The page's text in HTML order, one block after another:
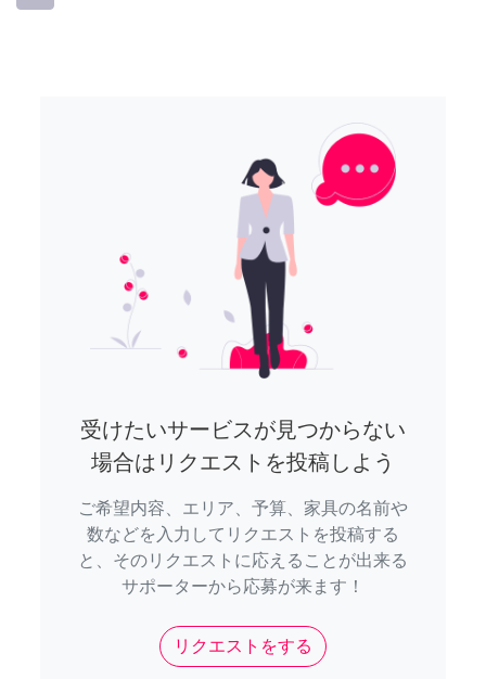
受けたいサービスが見つからない
場合はリクエストを投稿しよう
ご希望内容、エリア、予算、家具の名前や
数などを入力してリクエストを投稿する
と、そのリクエストに応えることが出来る
サポーターから応募が来ます！
リクエストをする